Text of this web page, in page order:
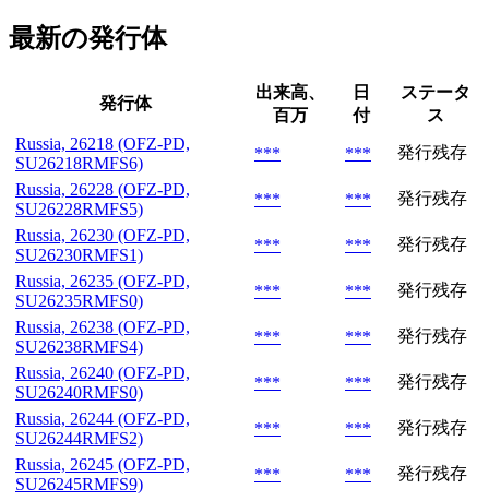
最新の発行体
発行体
出来高、
百万
日
付
ステータ
ス
Russia, 26218 (OFZ-PD,
SU26218RMFS6)
*** ***
発行残存
Russia, 26228 (OFZ-PD,
SU26228RMFS5)
*** ***
発行残存
Russia, 26230 (OFZ-PD,
SU26230RMFS1)
*** ***
発行残存
Russia, 26235 (OFZ-PD,
SU26235RMFS0)
*** ***
発行残存
Russia, 26238 (OFZ-PD,
SU26238RMFS4)
*** ***
発行残存
Russia, 26240 (OFZ-PD,
SU26240RMFS0)
*** ***
発行残存
Russia, 26244 (OFZ-PD,
SU26244RMFS2)
*** ***
発行残存
Russia, 26245 (OFZ-PD,
SU26245RMFS9)
*** *** 発行残存